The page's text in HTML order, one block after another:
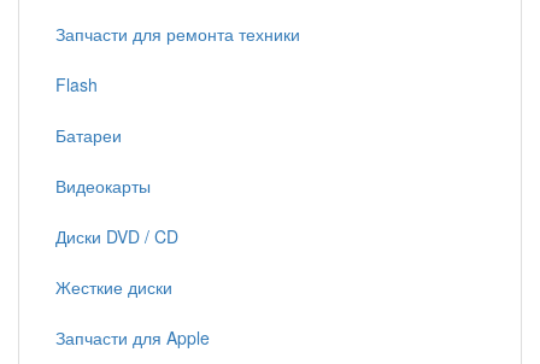
Запчасти для ремонта техники
Flash
Батареи
Видеокарты
Диски DVD / CD
Жесткие диски
Запчасти для Apple